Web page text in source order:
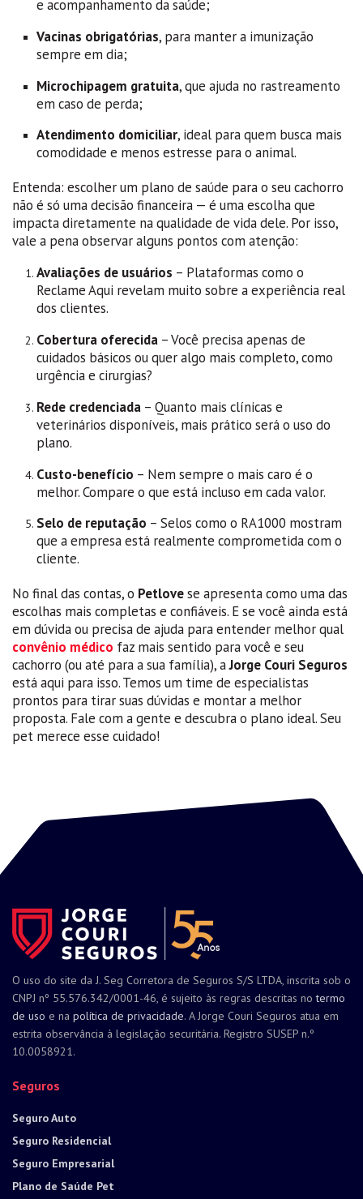
e acompanhamento da saúde;
Vacinas obrigatórias, para manter a imunização
sempre em dia;
Microchipagem gratuita, que ajuda no rastreamento
em caso de perda;
Atendimento domiciliar, ideal para quem busca mais
comodidade e menos estresse para o animal.
Entenda: escolher um plano de saúde para o seu cachorro
não é só uma decisão financeira — é uma escolha que
impacta diretamente na qualidade de vida dele. Por isso,
vale a pena observar alguns pontos com atenção:
Avaliações de usuários – Plataformas como o
Reclame Aqui revelam muito sobre a experiência real
dos clientes.
Cobertura oferecida – Você precisa apenas de
cuidados básicos ou quer algo mais completo, como
urgência e cirurgias?
Rede credenciada – Quanto mais clínicas e
veterinários disponíveis, mais prático será o uso do
plano.
Custo-benefício – Nem sempre o mais caro é o
melhor. Compare o que está incluso em cada valor.
Selo de reputação – Selos como o RA1000 mostram
que a empresa está realmente comprometida com o
cliente.
No final das contas, o Petlovese apresenta como uma das
escolhas mais completas e confiáveis. E se você ainda está
em dúvida ou precisa de ajuda para entender melhor qual
convênio médico faz mais sentido para você e seu
cachorro (ou até para a sua família), aJorge Couri Seguros
está aqui para isso. Temos um time de especialistas
prontos para tirar suas dúvidas e montar a melhor
proposta. Fale com a gente e descubra o plano ideal. Seu
pet merece esse cuidado!
O uso do site da J. Seg Corretora de Seguros S/S LTDA, inscrita sob o
CNPJ nº 55.576.342/0001-46, é sujeito às regras descritas notermo
de uso e na política de privacidade. A Jorge Couri Seguros atua em
estrita observância à legislação securitária. Registro SUSEP n.º
10.0058921.
Seguros
Seguro Auto
Seguro Residencial
Seguro Empresarial
Plano de Saúde Pet